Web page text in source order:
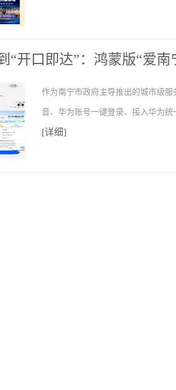
“开口即达”：鸿蒙版“爱
作为南宁市政府主导推出的城市级
音、华为账号一键登录、接入华为
[详细]